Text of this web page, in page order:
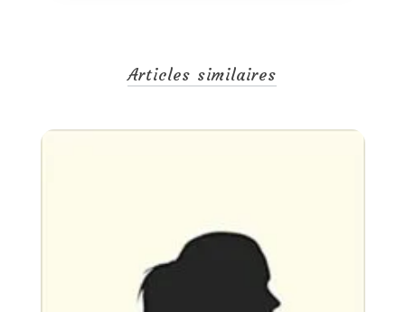
Articles similaires